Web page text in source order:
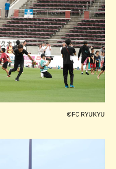
©︎FC RYUKYU